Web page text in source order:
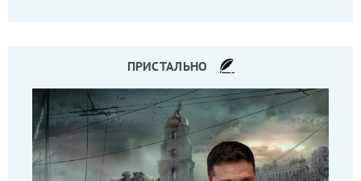
ПРИСТАЛЬНО